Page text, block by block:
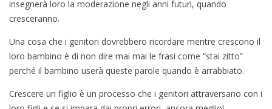
insegnerà loro la moderazione negli anni futuri, quando
cresceranno.
Una cosa che i genitori dovrebbero ricordare mentre crescono il
loro bambino è di non dire mai mai le frasi come “stai zitto”
perché il bambino userà queste parole quando è arrabbiato.
Crescere un figlio è un processo che i genitori attraversano con i